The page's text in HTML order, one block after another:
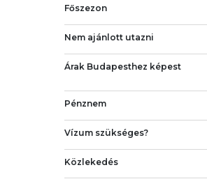
Főszezon
Nem ajánlott utazni
Árak Budapesthez képest
Pénznem
Vízum szükséges?
Közlekedés